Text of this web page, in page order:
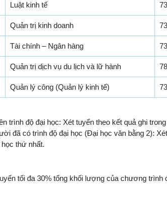
Luật kinh tế
Quản trị kinh doanh
Tài chính – Ngân hàng
Quản trị dịch vụ du lịch và lữ hành
Quản lý công (Quản lý kinh tế)
trình độ đại học: Xét tuyển theo kết quả ghi
đã có trình độ đại học (Đại học văn bằng 2):
thứ nhất.
tối đa 30% tổng khối lượng của chương trình